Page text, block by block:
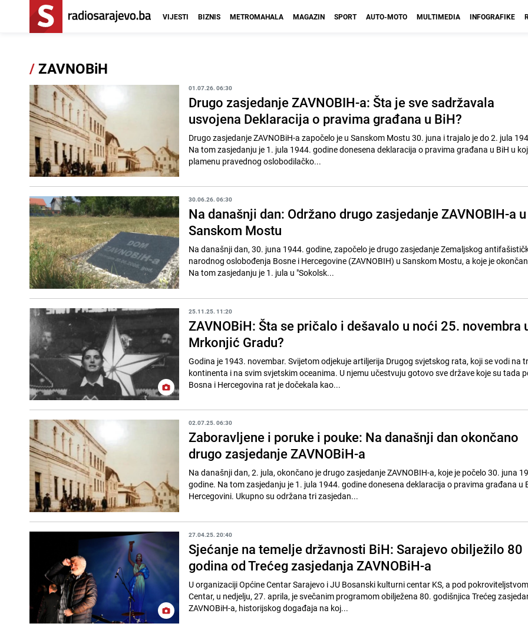
VIJESTI BIZNIS METROMAHALA MAGAZIN SPORT AUTO-MOTO MULTIMEDIA INFOGRAFIKE
/ZAVNOBiH
01.07.26. 06:30
Drugo zasjedanje ZAVNOBIH-a: Šta je sve sadržavala
usvojena Deklaracija o pravima građana u BiH?
Drugo zasjedanje ZAVNOBiH-a započelo je u Sanskom Mostu 30. juna i trajalo je do 2. jula
Na tom zasjedanju je 1. jula 1944. godine donesena deklaracija o pravima građana u BiH u
plamenu pravednog oslobodilačko...
30.06.26. 06:30
Na današnji dan: Održano drugo zasjedanje ZAVNOBIH-a u
Sanskom Mostu
Na današnji dan, 30. juna 1944. godine, započelo je drugo zasjedanje Zemaljskog
narodnog oslobođenja Bosne i Hercegovine (ZAVNOBIH) u Sanskom Mostu, a koje je
Na tom zasjedanju je 1. jula u "Sokolsk...
25.11.25. 11:20
ZAVNOBiH: Šta se pričalo i dešavalo u noći 25. novembra
Mrkonjić Gradu?
Godina je 1943. novembar. Svijetom odjekuje artiljerija Drugog svjetskog rata, koji se vodi na
kontinenta i na svim svjetskim oceanima. U njemu učestvuju gotovo sve države koje su tada
Bosna i Hercegovina rat je dočekala kao...
02.07.25. 06:30
Zaboravljene i poruke i pouke: Na današnji dan okončano
drugo zasjedanje ZAVNOBiH-a
Na današnji dan, 2. jula, okončano je drugo zasjedanje ZAVNOBIH-a, koje je počelo 30. juna
godine. Na tom zasjedanju je 1. jula 1944. godine donesena deklaracija o pravima građana u
Hercegovini. Ukupno su održana tri zasjedan...
27.04.25. 20:40
Sjećanje na temelje državnosti BiH: Sarajevo obilježilo 80
godina od Trećeg zasjedanja ZAVNOBiH-a
U organizaciji Općine Centar Sarajevo i JU Bosanski kulturni centar KS, a pod
Centar, u nedjelju, 27. aprila, je svečanim programom obilježena 80. godišnjica Trećeg
ZAVNOBiH-a, historijskog događaja na koj...